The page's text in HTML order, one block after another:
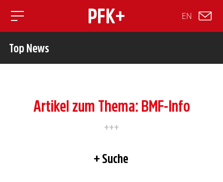
Toggle mobile navigation
EN
Top News
Artikel zum Thema: BMF-Info
Suche